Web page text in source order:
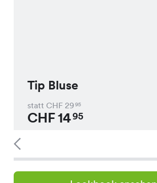
Tip Bluse
statt CHF 2995
CHF1495